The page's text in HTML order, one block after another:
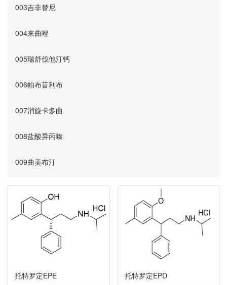
003吉非替尼
004来曲唑
005瑞舒伐他汀钙
006帕布昔利布
007消旋卡多曲
008盐酸异丙嗪
009曲美布汀
010奥美沙坦
011替硝唑
012阿齐沙坦
托特罗定EPE 托特罗定EPD